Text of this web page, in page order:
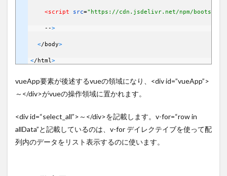
<script src="https://cdn.jsdelivr.net/npm/
-->
</ body>
</ html>
vueApp要素が後述するvueの領域になり、<div id=”vueApp”>
～</div>がvueの操作領域に置かれます。
<divid=“select_all”>～</div>を記載します。 v-for=“row in
allData”と記載しているのは、v-for デイレクテイブを使って配
列内のデータをリスト表示するのに使います。